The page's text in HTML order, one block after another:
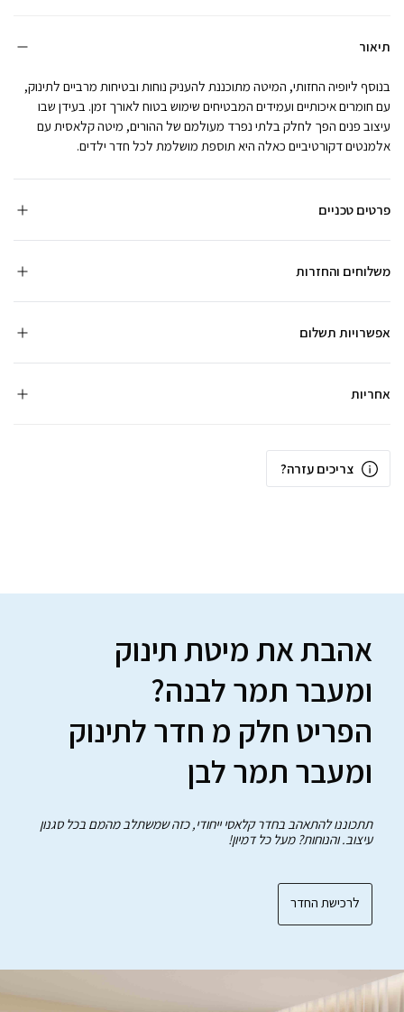
תיאור
בנוסף ליופיה החזותי, המיטה מתוכננת להעניק נוחות ובטיחות מרביים לתינוק,
עם חומרים איכותיים ועמידים המבטיחים שימוש בטוח לאורך זמן. בעידן שבו
עיצוב פנים הפך לחלק בלתי נפרד מעולמם של ההורים, מיטה קלאסית עם
אלמנטים דקורטיביים כאלה היא תוספת מושלמת לכל חדר ילדים.
פרטים טכניים
משלוחים והחזרות
אפשרויות תשלום
אחריות
צריכים עזרה?
אהבת את מיטת תינוק
ומעבר תמר לבנה?
הפריט חלק מ חדר לתינוק
ומעבר תמר לבן
תתכוננו להתאהב בחדר קלאסי ייחודי, כזה שמשתלב מהמם בכל סגנון
עיצוב. והנוחות? מעל כל דמיון!
לרכישת החדר